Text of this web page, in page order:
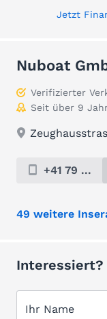
Jetzt
Nuboat
Verifizierter
Seit über 9
+41 79 ...
49 weitere
Interessiert?
Ihr Name